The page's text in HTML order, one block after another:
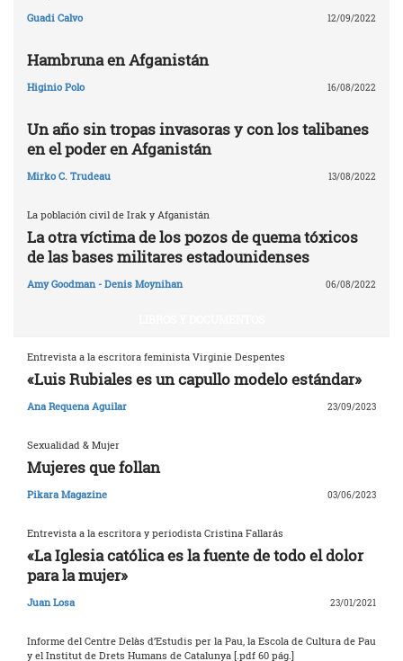
Guadi Calvo 12/09/2022
Hambruna en Afganistán
Higinio Polo 16/08/2022
Un año sin tropas invasoras y con los talibanes
en el poder en Afganistán
Mirko C. Trudeau 13/08/2022
La población civil de Irak y Afganistán
La otra víctima de los pozos de quema tóxicos
de las bases militares estadounidenses
Amy Goodman - Denis Moynihan 06/08/2022
Entrevista a la escritora feminista Virginie Despentes
«Luis Rubiales es un capullo modelo estándar»
Ana Requena Aguilar 23/09/2023
Sexualidad & Mujer
Mujeres que follan
Pikara Magazine 03/06/2023
Entrevista a la escritora y periodista Cristina Fallarás
«La Iglesia católica es la fuente de todo el dolor
para la mujer»
Juan Losa 23/01/2021
Informe del Centre Delàs d’Estudis per la Pau, la Escola de Cultura de Pau
y el Institut de Drets Humans de Catalunya [.pdf 60 pág.]